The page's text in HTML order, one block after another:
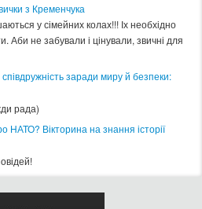
з Кременчука
у сімейних колах!!! Іх необхідно
Аби не забували і цінували, звичні для
заради миру й безпеки:
рада)
НАТО? Вікторина на знання історії